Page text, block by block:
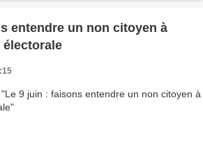
entendre un non citoyen à
électorale